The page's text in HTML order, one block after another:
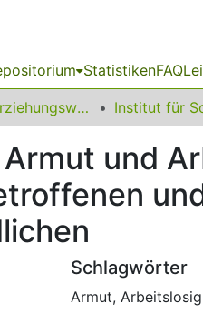
StatistikenFAQ
12 Fakultät Erziehungswissenschaft, Psychologie und Bildungsforschung
und
Schlagwörter
Armut,